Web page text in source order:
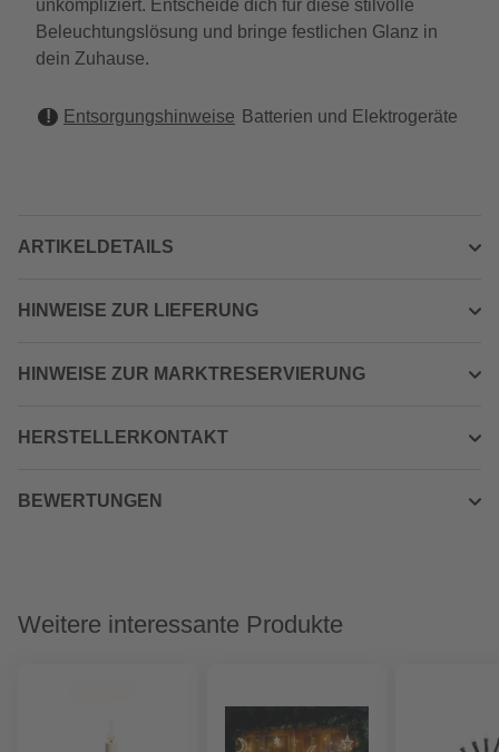
unkompliziert. Entscheide dich für diese stilvolle
Beleuchtungslösung und bringe festlichen Glanz in
dein Zuhause.
Entsorgungshinweise Batterien und Elektrogeräte
ARTIKELDETAILS
HINWEISE ZUR LIEFERUNG
HINWEISE ZUR MARKTRESERVIERUNG
HERSTELLERKONTAKT
BEWERTUNGEN
Weitere interessante Produkte